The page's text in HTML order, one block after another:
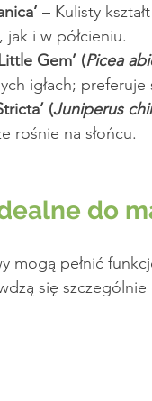
– Kulisty
jak i w półcieniu.
Gem’ (Picea
igłach; preferuje
(Juniperus
rośnie na słońcu.
do
mogą pełnić
się